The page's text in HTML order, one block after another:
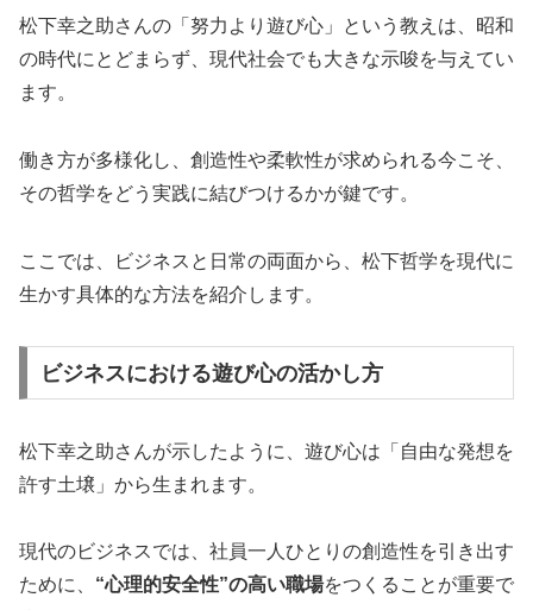
松下幸之助さんの「努力より遊び心」という教えは、昭和
の時代にとどまらず、現代社会でも大きな示唆を与えてい
ます。
働き方が多様化し、創造性や柔軟性が求められる今こそ、
その哲学をどう実践に結びつけるかが鍵です。
ここでは、ビジネスと日常の両面から、松下哲学を現代に
生かす具体的な方法を紹介します。
ビジネスにおける遊び心の活かし方
松下幸之助さんが示したように、遊び心は「自由な発想を
許す土壌」から生まれます。
現代のビジネスでは、社員一人ひとりの創造性を引き出す
ために、 “心理的安全性”の高い職場をつくることが重要で